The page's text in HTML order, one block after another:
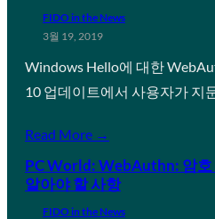
FIDO in the News
3월 19, 2019
Windows Hello에 대한
10 업데이트에서 사용자가 지
Read More →
PC World: WebAuthn: 암호
알아야 할 사항
FIDO in the News